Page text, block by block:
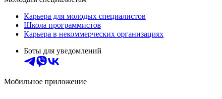
Карьера для молодых специалистов
Школа программистов
Карьера в некоммерческих организациях
Боты для уведомлений
Мобильное приложение